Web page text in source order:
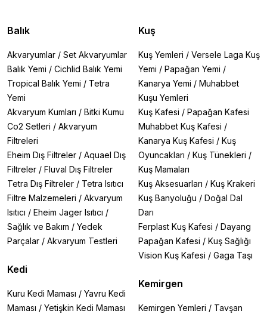
Balık
Akvaryumlar / Set Akvaryumlar
Balık Yemi / Cichlid Balık Yemi
Tropical Balık Yemi / Tetra
Yemi
Akvaryum Kumları / Bitki Kumu
Co2 Setleri / Akvaryum
Filtreleri
Eheim Dış Filtreler / Aquael Dış
Filtreler / Fluval Dış Filtreler
Tetra Dış Filtreler / Tetra Isıtıcı
Filtre Malzemeleri / Akvaryum
Isıtıcı / Eheim Jager Isıtıcı /
Sağlık ve Bakım / Yedek
Parçalar / Akvaryum Testleri
Kedi
Kuru Kedi Maması / Yavru Kedi
Maması / Yetişkin Kedi Maması
Kuş
Kuş Yemleri / Versele Laga Kuş
Yemi / Papağan Yemi /
Kanarya Yemi / Muhabbet
Kuşu Yemleri
Kuş Kafesi / Papağan Kafesi
Muhabbet Kuş Kafesi /
Kanarya Kuş Kafesi / Kuş
Oyuncakları / Kuş Tünekleri /
Kuş Mamaları
Kuş Aksesuarları / Kuş Krakeri
Kuş Banyoluğu / Doğal Dal
Darı
Ferplast Kuş Kafesi / Dayang
Papağan Kafesi / Kuş Sağlığı
Vision Kuş Kafesi / Gaga Taşı
Kemirgen
Kemirgen Yemleri / Tavşan